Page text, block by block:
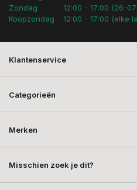
Zondag
Koopzondag
12:00 - 17:00 (26-
12:00 - 17:00 (elke
Klantenservice
Categorieën
Merken
Misschien zoek je dit?